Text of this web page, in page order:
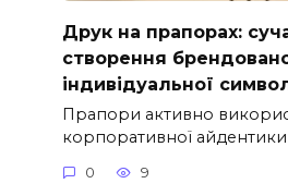
Друк на прапорах:
створення
індивідуальної
Прапори активно
корпоративної айдентики
0 9